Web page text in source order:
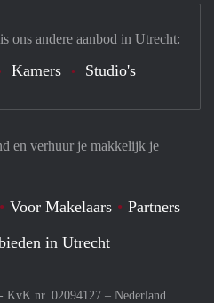
en verhuur je makkelijk je
Voor Makelaars
Partners
in Utrecht
KvK nr. 02094127 – Nederland
ons andere aanbod in Utrecht:
Kamers Studio's